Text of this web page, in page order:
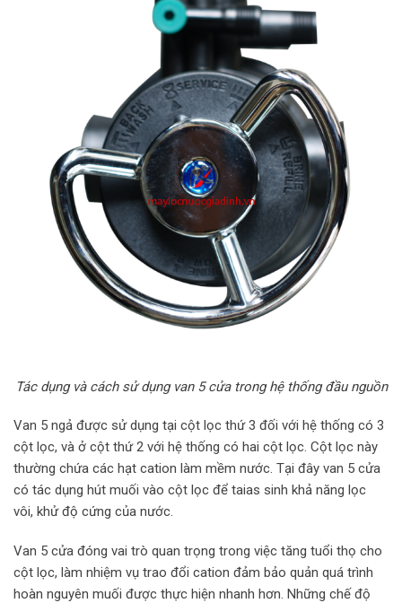
Tác dụng và cách sử dụng van 5 cửa trong hệ thống đầu nguồn
Van 5 ngả được sử dụng tại cột lọc thứ 3 đối với hệ thống có 3
cột lọc, và ở cột thứ 2 với hệ thống có hai cột lọc. Cột lọc này
thường chứa các hạt cation làm mềm nước. Tại đây van 5 cửa
có tác dụng hút muối vào cột lọc để taias sinh khả năng lọc
vôi, khử độ cứng của nước.
Van 5 cửa đóng vai trò quan trọng trong việc tăng tuổi thọ cho
cột lọc, làm nhiệm vụ trao đổi cation đảm bảo quản quá trình
hoàn nguyên muối được thực hiện nhanh hơn. Những chế độ